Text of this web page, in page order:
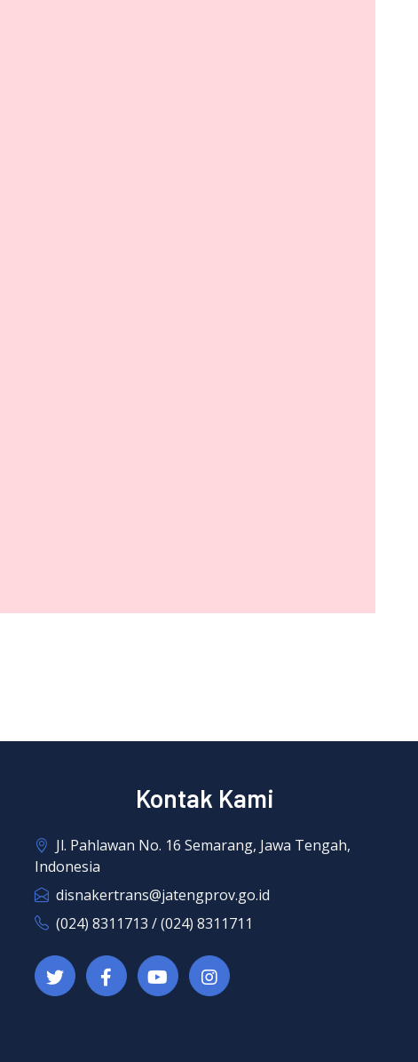
Kontak Kami
Jl. Pahlawan No. 16 Semarang, Jawa Tengah,
Indonesia
disnakertrans@jatengprov.go.id
(024) 8311713 / (024) 8311711